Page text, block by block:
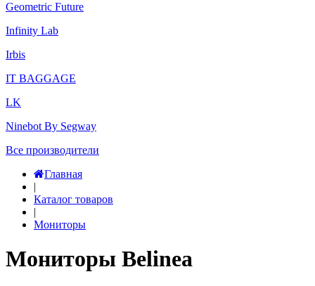
Geometric Future
Infinity Lab
Irbis
IT BAGGAGE
LK
Ninebot By Segway
Все производители
Главная
|
Каталог товаров
|
Мониторы
Мониторы Belinea